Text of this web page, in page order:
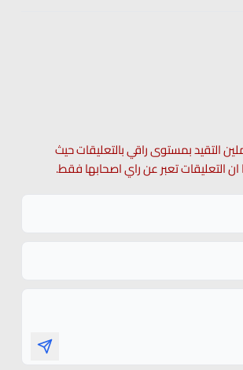
التقيد بمستوى راقي بالتعليقات حيث
ان التعليقات تعبر عن راي اصحابها فقط.